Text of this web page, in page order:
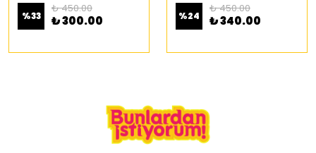
%33
₺ 450.00
₺ 300.00 %24
₺ 450.00
₺ 340.00